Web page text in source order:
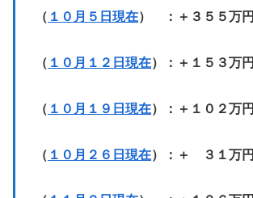
（ １０月５日現在） ：＋３５５万円
（ １０月１２日現在）：＋１５３万円
（ １０月１９日現在）：＋１０２万円
（ １０月２６日現在）：＋ ３１万円